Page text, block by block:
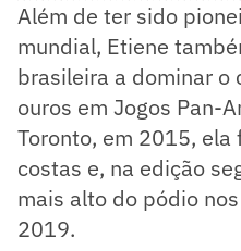
Além de ter sido
mundial, Etiene
brasileira a dominar o
ouros em Jogos Pan-
Toronto, em 2015,
costas e, na edição
mais alto do pódio
2019.